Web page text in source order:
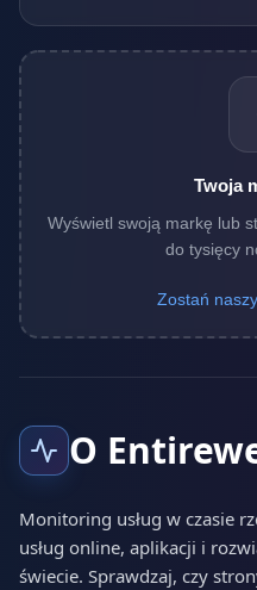
Twoja
Wyświetl swoją markę lub
do tysięcy
Zostań
O
Monitoring usług w czasie
usług online, aplikacji i
świecie. Sprawdzaj, czy